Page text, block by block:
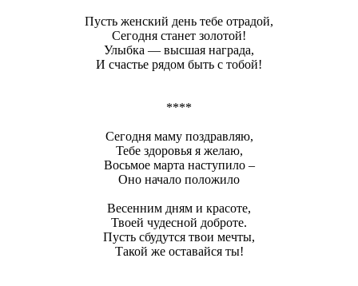
Пусть женский день тебе отрадой,
Сегодня станет золотой!
Улыбка — высшая награда,
И счастье рядом быть с тобой!
****
Сегодня маму поздравляю,
Тебе здоровья я желаю,
Восьмое марта наступило –
Оно начало положило
Весенним дням и красоте,
Твоей чудесной доброте.
Пусть сбудутся твои мечты,
Такой же оставайся ты!